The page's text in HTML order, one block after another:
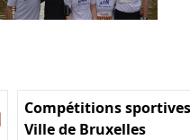
Compétitions
Ville de Bruxelles